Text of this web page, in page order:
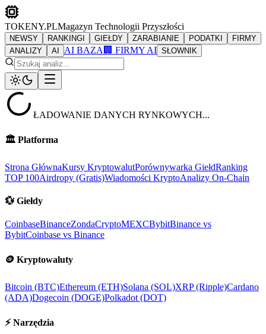
TOKENY.PLMagazyn Technologii Przyszłości
NEWSY RANKINGI GIEŁDY ZARABIANIE PODATKI
FIRMY
ANALIZY
AI AI BAZA 🏢 FIRMY AI SŁOWNIK
ŁADOWANIE DANYCH RYNKOWYCH...
🏛️ Platforma
Strona GłównaKursy KryptowalutPorównywarka GiełdRanking
TOP 100Airdropy (Gratis)Wiadomości KryptoAnalizy On-Chain
💱 Giełdy
CoinbaseBinanceZondaCryptoMEXCBybitBinance vs
BybitCoinbase vs Binance
🪙 Kryptowaluty
Bitcoin (BTC)Ethereum (ETH)Solana (SOL)XRP (Ripple)Cardano
(ADA)Dogecoin (DOGE)Polkadot (DOT)
⚡ Narzędzia